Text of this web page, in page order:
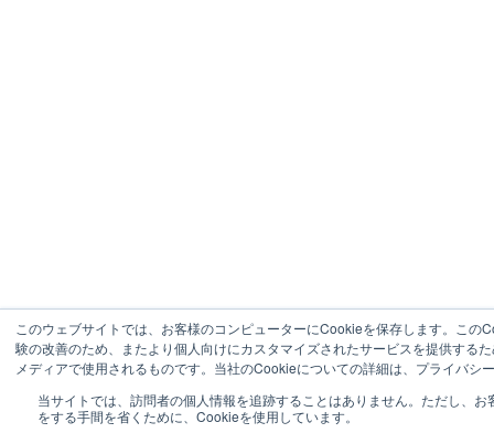
このウェブサイトでは、お客様のコンピューターにCookieを保存します。この
験の改善のため、またより個人向けにカスタマイズされたサービスを提供する
メディアで使用されるものです。当社のCookieについての詳細は、プライバシ
当サイトでは、訪問者の個人情報を追跡することはありません。ただし、お
をする手間を省くために、Cookieを使用しています。